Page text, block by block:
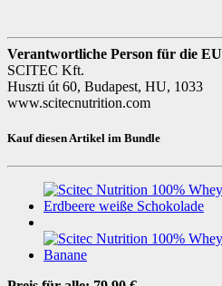
Verantwortliche Person für die EU
SCITEC Kft.
Huszti út 60, Budapest, HU, 1033
www.scitecnutrition.com
Kauf diesen Artikel im Bundle